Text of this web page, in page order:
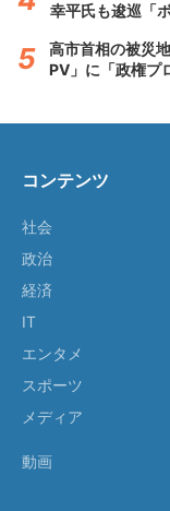
幸平氏も逡巡「
高市首相の被災
PV」に「政権プ
コンテンツ
社会
政治
経済
IT
エンタメ
スポーツ
メディア
動画